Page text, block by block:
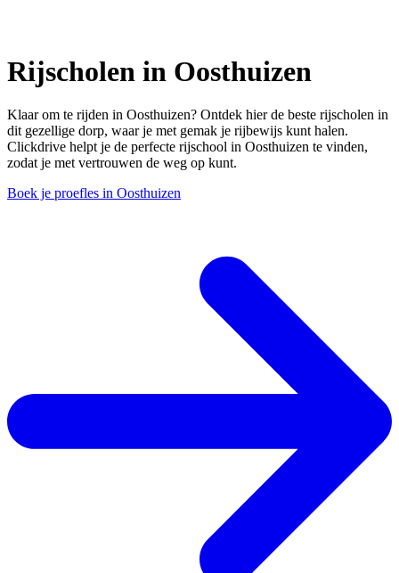
Rijscholen in Oosthuizen
Klaar om te rijden in Oosthuizen? Ontdek hier de beste rijscholen in
dit gezellige dorp, waar je met gemak je rijbewijs kunt halen.
Clickdrive helpt je de perfecte rijschool in Oosthuizen te vinden,
zodat je met vertrouwen de weg op kunt.
Boek je proefles in Oosthuizen